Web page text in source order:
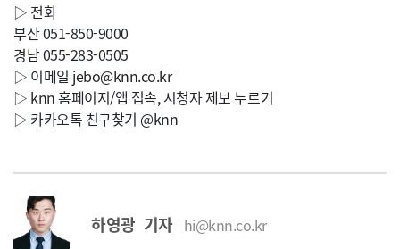
▷ 전화
부산 051-850-9000
경남 055-283-0505
▷ 이메일 jebo@knn.co.kr
▷ knn 홈페이지/앱 접속, 시청자 제보 누르기
▷ 카카오톡 친구찾기 @knn
하영광 기자 hi@knn.co.kr